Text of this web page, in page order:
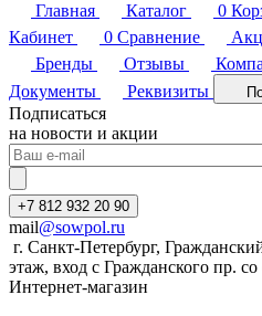
Главная Каталог 0
Кабинет
0 Сравнение
Бренды
Отзывы
Документы
Реквизиты
Подписаться
на новости и акции
+7 812 932 20 90
mail@sowpol.ru
г. Санкт-Петербург,
этаж, вход с Гражданского пр.
Интернет-магазин